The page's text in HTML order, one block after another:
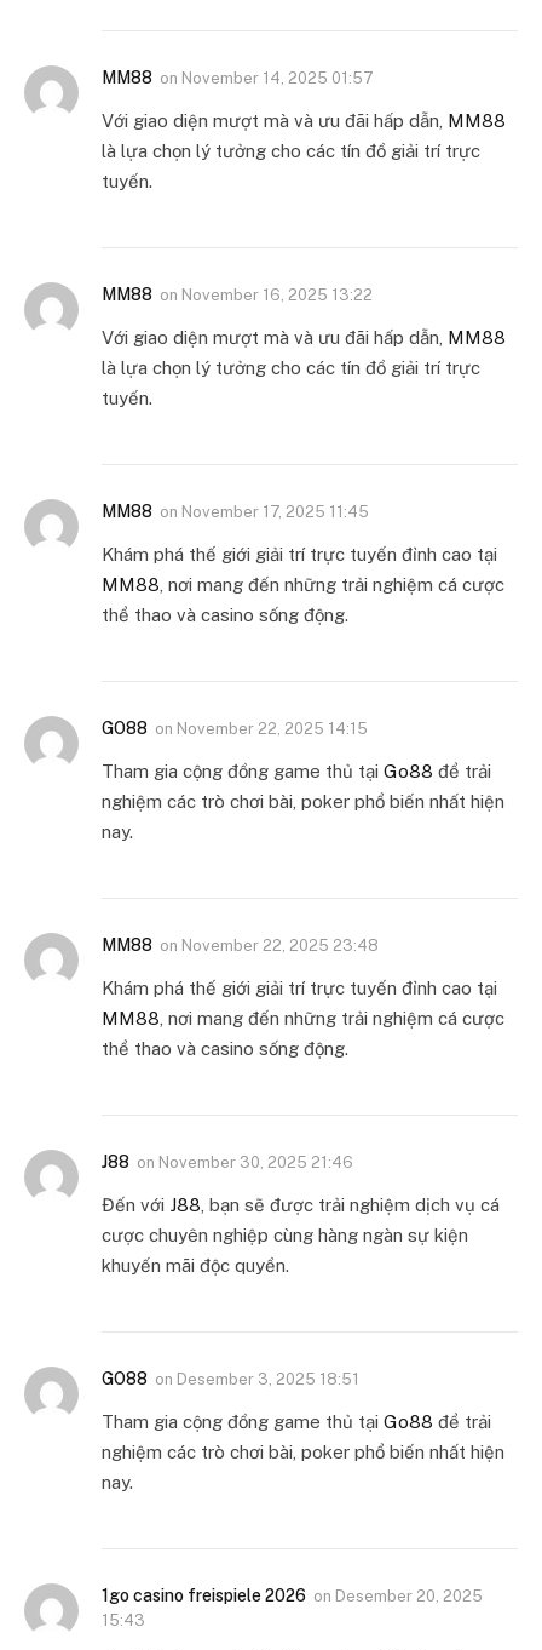
MM88 on November 14, 2025 01:57
Với giao diện mượt mà và ưu đãi hấp dẫn, MM88
là lựa chọn lý tưởng cho các tín đồ giải trí trực
tuyến.
MM88 on November 16, 2025 13:22
Với giao diện mượt mà và ưu đãi hấp dẫn, MM88
là lựa chọn lý tưởng cho các tín đồ giải trí trực
tuyến.
MM88 on November 17, 2025 11:45
Khám phá thế giới giải trí trực tuyến đỉnh cao tại
MM88 , nơi mang đến những trải nghiệm cá cược
thể thao và casino sống động.
GO88 on November 22, 2025 14:15
Tham gia cộng đồng game thủ tại Go88 để trải
nghiệm các trò chơi bài, poker phổ biến nhất hiện
nay.
MM88 on November 22, 2025 23:48
Khám phá thế giới giải trí trực tuyến đỉnh cao tại
MM88 , nơi mang đến những trải nghiệm cá cược
thể thao và casino sống động.
J88 on November 30, 2025 21:46
Đến với J88 , bạn sẽ được trải nghiệm dịch vụ cá
cược chuyên nghiệp cùng hàng ngàn sự kiện
khuyến mãi độc quyền.
GO88 on Desember 3, 2025 18:51
Tham gia cộng đồng game thủ tại Go88 để trải
nghiệm các trò chơi bài, poker phổ biến nhất hiện
nay.
1go casino freispiele 2026 on Desember 20, 2025
15:43